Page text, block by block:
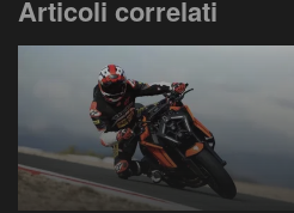
Articoli correlati